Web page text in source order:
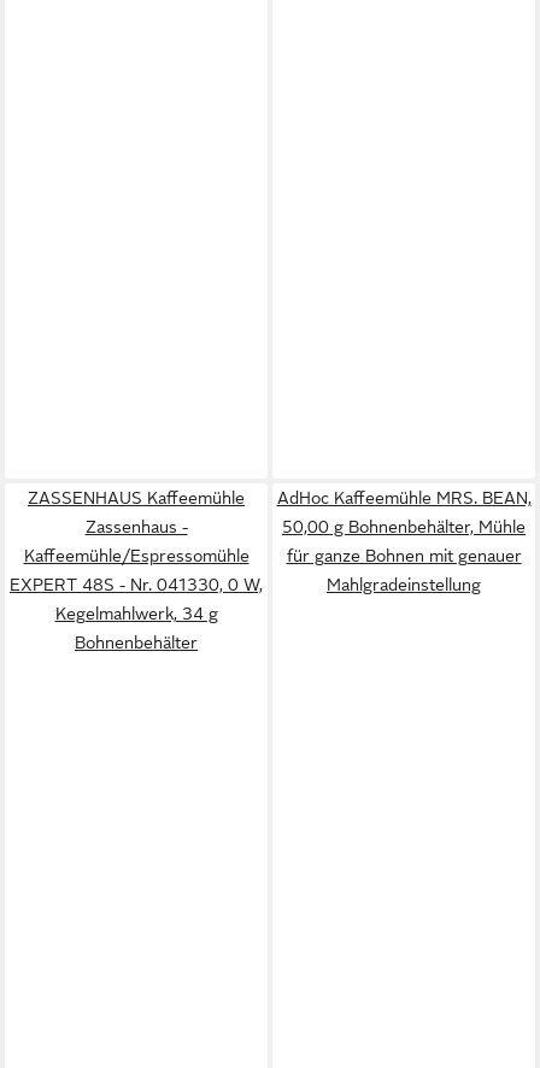
ZASSENHAUS Kaffeemühle
Zassenhaus -
Kaffeemühle/Espressomühle
EXPERT 48S - Nr. 041330, 0 W,
Kegelmahlwerk, 34 g
Bohnenbehälter
AdHoc Kaffeemühle MRS. BEAN,
50,00 g Bohnenbehälter, Mühle
für ganze Bohnen mit genauer
Mahlgradeinstellung